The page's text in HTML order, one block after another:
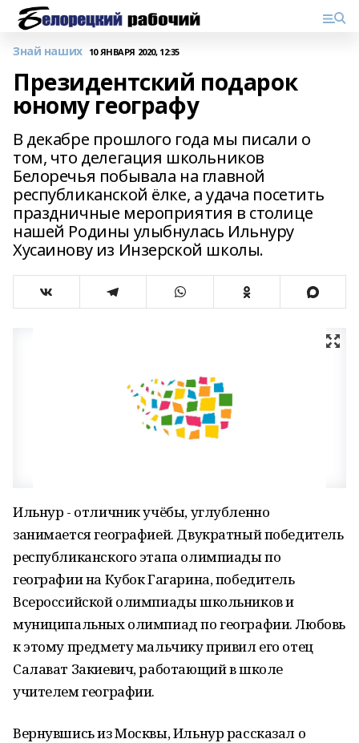
Знай наших 10 ЯНВАРЯ 2020, 12:35
Президентский подарок
юному географу
В декабре прошлого года мы писали о
том, что делегация школьников
Белоречья побывала на главной
республиканской ёлке, а удача посетить
праздничные мероприятия в столице
нашей Родины улыбнулась Ильнуру
Хусаинову из Инзерской школы.
Ильнур - отличник учёбы, углубленно
занимается географией. Двукратный победитель
республиканского этапа олимпиады по
географии на Кубок Гагарина, победитель
Всероссийской олимпиады школьников и
муниципальных олимпиад по географии. Любовь
к этому предмету мальчику привил его отец
Салават Закиевич, работающий в школе
учителем географии.
Вернувшись из Москвы, Ильнур рассказал о